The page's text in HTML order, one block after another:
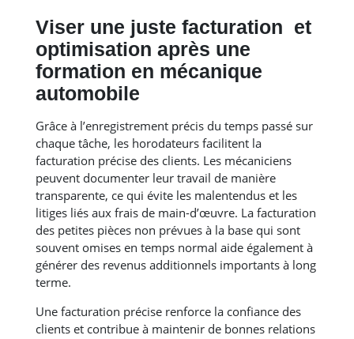
Viser une juste facturation et
optimisation après une
formation en mécanique
automobile
Grâce à l’enregistrement précis du temps passé sur
chaque tâche, les horodateurs facilitent la
facturation précise des clients. Les mécaniciens
peuvent documenter leur travail de manière
transparente, ce qui évite les malentendus et les
litiges liés aux frais de main-d’œuvre. La facturation
des petites pièces non prévues à la base qui sont
souvent omises en temps normal aide également à
générer des revenus additionnels importants à long
terme.
Une facturation précise renforce la confiance des
clients et contribue à maintenir de bonnes relations